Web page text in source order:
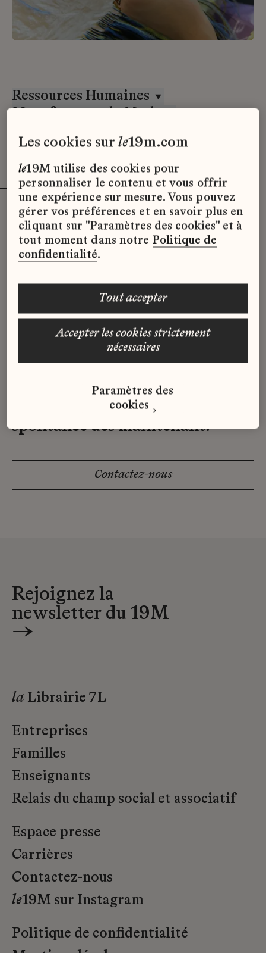
Ressources Humaines
Manufactures de Mode
Désolé, il semble qu’il n’y ait pas
d’offres d’emploi disponibles pour le
moment.
Vous n'avez pas trouvé d'offre
qui correspond à votre profil ?
Envoyez-nous votre candidature
spontanée dès maintenant.
Contactez-nous
Rejoignez la
newsletter du 19M
→
la Librairie 7L
Entreprises
Familles
Enseignants
Relais du champ social et associatif
Espace presse
Carrières
Contactez-nous
le19M sur Instagram
Politique de confidentialité
les cookies surle19m.com
le19M utilise des cookies pour
personnaliser le contenu et vous offrir
une expérience sur mesure. Vous pouvez
gérer vos préférences et en savoir plus en
cliquant sur "Paramètres des cookies" et à
tout moment dans notre Politique de
confidentialité.
accepter les cookies strictement
nécessaires
tout accepter
Paramètres des
cookies